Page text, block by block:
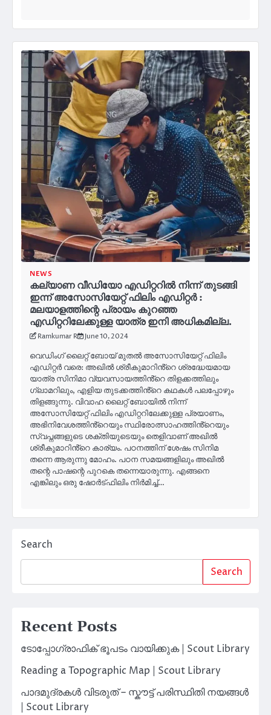
NEWS
കല്യാണ വീഡിയോ എഡിറ്ററിൽ നിന്ന് തുടങ്ങി
ഇന്ന് അസോസിയേറ്റ് ഫിലിം എഡിറ്റർ :
മലയാളത്തിന്റെ പ്രായം കുറഞ്ഞ
എഡിറ്ററിലേക്കുള്ള യാത്ര ഇനി അധികമില്ല.
Ramkumar R June 10, 2024
വെഡിംഗ് ലൈറ്റ് ബോയ് മുതൽ അസോസിയേറ്റ് ഫിലിം
എഡിറ്റർ വരെ: അഖിൽ ശ്രീകുമാറിൻ്റെ ശ്രദ്ധേയമായ
യാത്ര സിനിമാ വ്യവസായത്തിൻ്റെ തിളക്കത്തിലും
ഗ്ലാമറിലും, എളിയ തുടക്കത്തിൻ്റെ കഥകൾ പലപ്പോഴും
തിളങ്ങുന്നു. വിവാഹ ലൈറ്റ് ബോയിൽ നിന്ന്
അസോസിയേറ്റ് ഫിലിം എഡിറ്ററിലേക്കുള്ള പ്രയാണം,
അഭിനിവേശത്തിൻ്റെയും സ്ഥിരോത്സാഹത്തിൻ്റെയും
സ്വപ്നങ്ങളുടെ ശക്തിയുടെയും തെളിവാണ് അഖിൽ
ശ്രീകുമാറിൻ്റെ കാര്യം. പഠനത്തിന് ശേഷം സിനിമ
തന്നെ ആരുന്നു മോഹം. പഠന സമയങ്ങളിലും അഖിൽ
തന്റെ പാഷന്റെ പുറകെ തന്നെയാരുന്നു. എങ്ങനെ
എങ്കിലും ഒരു ഷോർട്ഫിലിം നിർമിച്ച്…
Search
Search
Recent Posts
ടോപ്പോഗ്രാഫിക് ഭൂപടം വായിക്കുക | Scout Library
Reading a Topographic Map | Scout Library
പാദമുദ്രകൾ വിടരുത് – സ്കൗട്ട് പരിസ്ഥിതി നയങ്ങൾ
| Scout Library